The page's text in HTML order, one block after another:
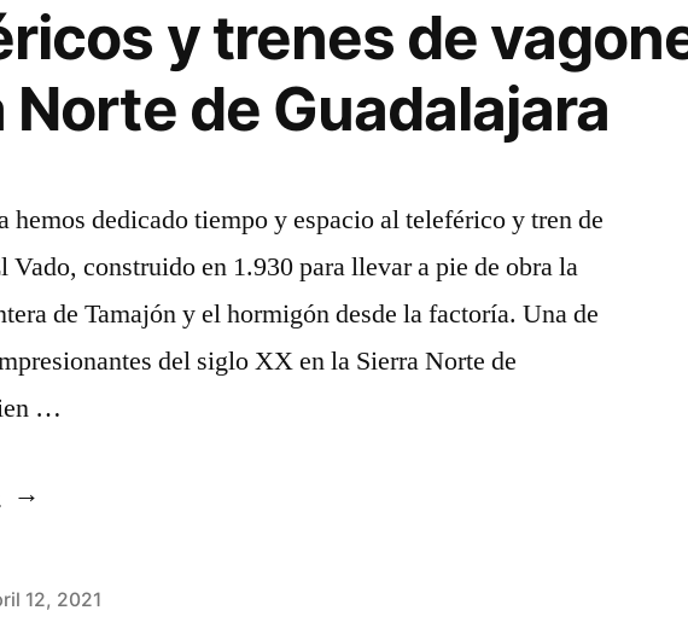
y trenes de
Norte de Guadalajara
hemos dedicado tiempo y espacio al teleférico y tren de
Vado, construido en 1.930 para llevar a pie de obra la
de Tamajón y el hormigón desde la factoría. Una de
del siglo XX en la Sierra Norte de
…
«Teleféricos
trenes
12, 2021